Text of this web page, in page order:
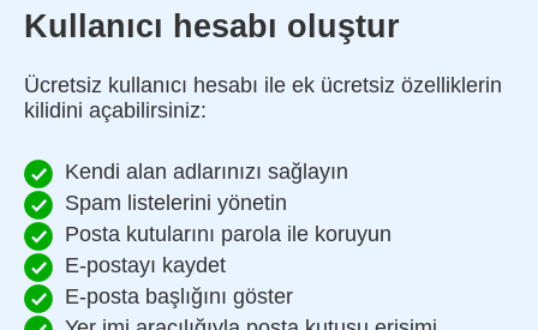
Kullanıcı hesabı oluştur
Ücretsiz kullanıcı hesabı ile ek ücretsiz özelliklerin
kilidini açabilirsiniz:
Kendi alan adlarınızı sağlayın
Spam listelerini yönetin
Posta kutularını parola ile koruyun
E-postayı kaydet
E-posta başlığını göster